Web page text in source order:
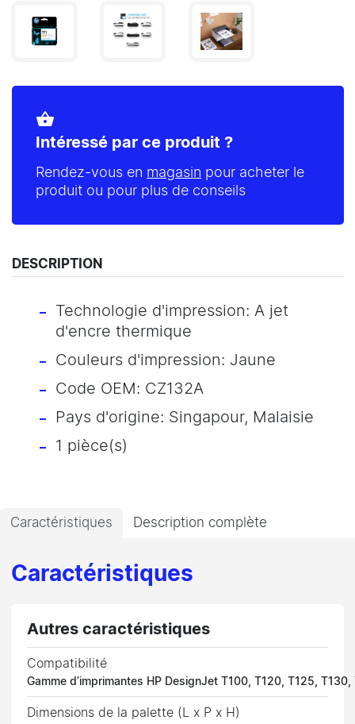
shopping_basket
Intéressé par ce produit ?
Rendez-vous en magasin pour acheter le
produit ou pour plus de conseils
DESCRIPTION
Technologie d'impression: A jet
d'encre thermique
Couleurs d'impression: Jaune
Code OEM: CZ132A
Pays d'origine: Singapour, Malaisie
1 pièce(s)
Caractéristiques Description complète
Caractéristiques
Autres caractéristiques
Compatibilité
Gamme d’imprimantes HP DesignJet T100, T120, T125,
Dimensions de la palette (L x P x H)